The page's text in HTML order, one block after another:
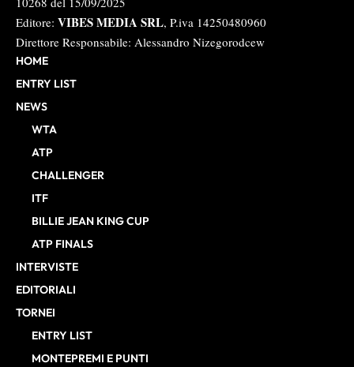
Editore: VIBES MEDIA SRL, P.iva 14250480960
Direttore Responsabile: Alessandro Nizegorodcew
HOME
ENTRY LIST
NEWS
WTA
ATP
CHALLENGER
ITF
BILLIE JEAN KING CUP
ATP FINALS
INTERVISTE
EDITORIALI
TORNEI
ENTRY LIST
MONTEPREMI E PUNTI